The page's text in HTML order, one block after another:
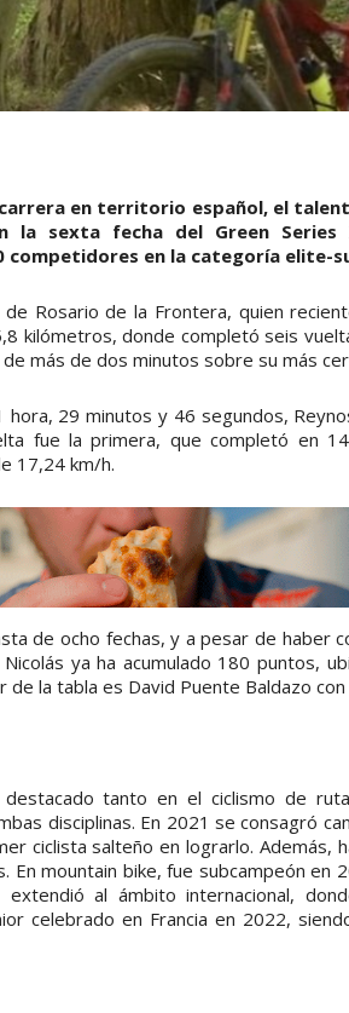
carrera en territorio español, el
la sexta fecha del Green
competidores en la categoría elite-
Rosario de la Frontera, quien
kilómetros, donde completó seis
más de dos minutos sobre su más
29 minutos y 46 segundos,
fue la primera, que completó en
17,24 km/h.
de ocho fechas, y a pesar de haber
ya ha acumulado 180 puntos,
de la tabla es David Puente Baldazo
tanto en el ciclismo de
disciplinas. En 2021 se consagró
ciclista salteño en lograrlo. Además,
En mountain bike, fue subcampeón en
extendió al ámbito internacional,
celebrado en Francia en 2022,